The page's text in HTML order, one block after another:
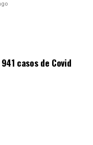
casos de Covid